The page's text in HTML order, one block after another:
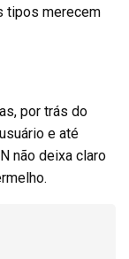
tipos merecem
por trás do
e até
não deixa claro